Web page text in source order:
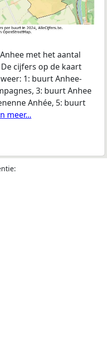
met het aantal
cijfers op de kaart
1: buurt Anhee-
3: buurt Anhee
Anhée, 5: buurt
meer...